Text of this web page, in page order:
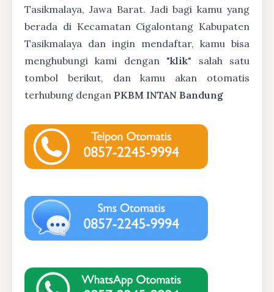
Tasikmalaya, Jawa Barat. Jadi bagi kamu yang
berada di Kecamatan Cigalontang Kabupaten
Tasikmalaya dan ingin mendaftar, kamu bisa
menghubungi kami dengan "klik" salah satu
tombol berikut, dan kamu akan otomatis
terhubung dengan PKBM INTAN Bandung